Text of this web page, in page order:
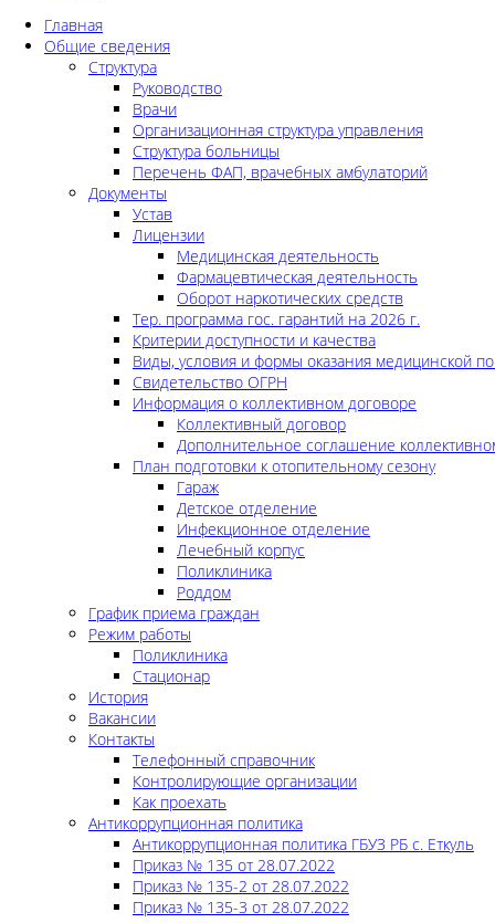
Главная
Общие сведения
Структура
Руководство
Врачи
Организационная структура управления
Структура больницы
Перечень ФАП, врачебных амбулаторий
Документы
Устав
Лицензии
Медицинская деятельность
Фармацевтическая деятельность
Оборот наркотических средств
Тер. программа гос. гарантий на 2026 г.
Критерии доступности и качества
Виды, условия и формы оказания медицинской
Свидетельство ОГРН
Информация о коллективном договоре
Коллективный договор
Дополнительное соглашение
План подготовки к отопительному сезону
Гараж
Детское отделение
Инфекционное отделение
Лечебный корпус
Поликлиника
Роддом
График приема граждан
Режим работы
Поликлиника
Стационар
История
Вакансии
Контакты
Телефонный справочник
Контролирующие организации
Как проехать
Антикоррупционная политика
Антикоррупционная политика ГБУЗ РБ с. Еткуль
Приказ № 135 от 28.07.2022
Приказ № 135-2 от 28.07.2022
Приказ № 135-3 от 28.07.2022